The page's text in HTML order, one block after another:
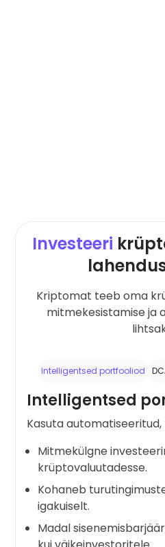
Investeeri
Kriptomat teeb oma
mitmekesistamise ja
Intelligentsed portfooliod
Intelligentsed
Kasuta
Mitmekülgne
krüptovaluutadesse.
Kohaneb
igakuiselt.
Madal